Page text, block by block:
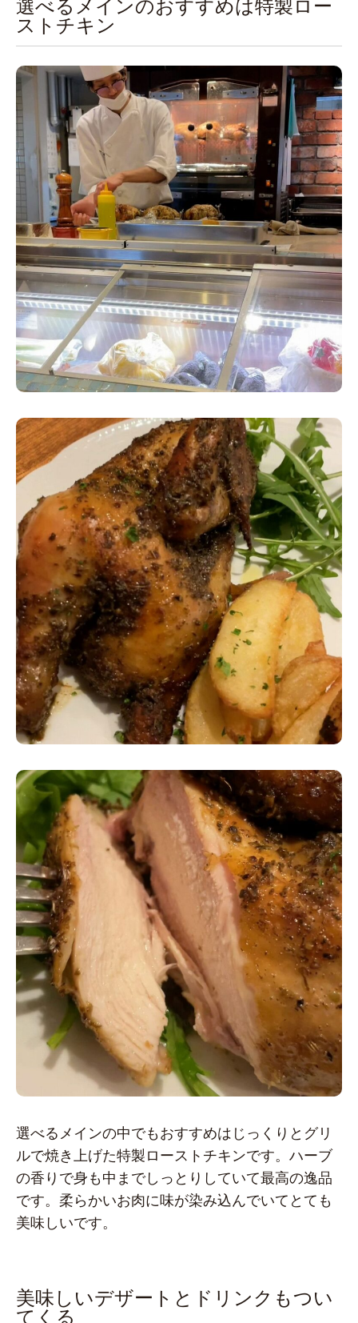
選べるメインのおすすめは特製ロー
ストチキン
選べるメインの中でもおすすめはじっくりとグリ
ルで焼き上げた特製ローストチキンです。ハーブ
の香りで身も中までしっとりしていて最高の逸品
です。柔らかいお肉に味が染み込んでいてとても
美味しいです。
美味しいデザートとドリンクもつい
てくる